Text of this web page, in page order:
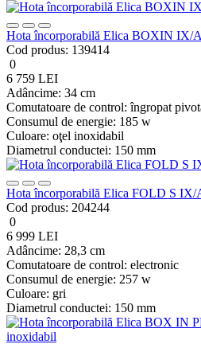
Hota încorporabilă Elica BOXIN IX/
Cod produs: 139414
0
6 759 LEI
Adâncime: 34 cm
Comutatoare de control: îngropat
Consumul de energie: 185 w
Culoare: oţel inoxidabil
Diametrul conductei: 150 mm
Hota încorporabilă Elica FOLD S IX/
Cod produs: 204244
0
6 999 LEI
Adâncime: 28,3 cm
Comutatoare de control: electronic
Consumul de energie: 257 w
Culoare: gri
Diametrul conductei: 150 mm